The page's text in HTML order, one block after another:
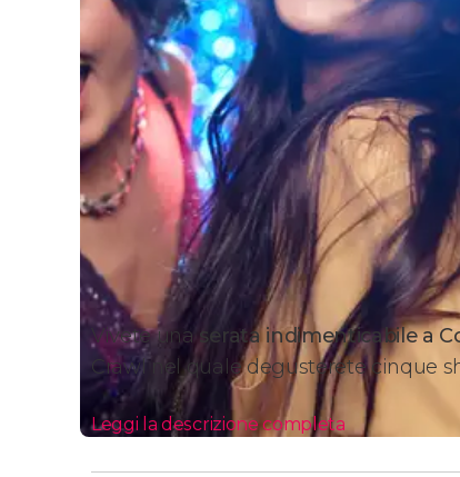
Vivete una serata indimenticabile a
Crawl nel quale degusterete cinque
Leggi la descrizione completa